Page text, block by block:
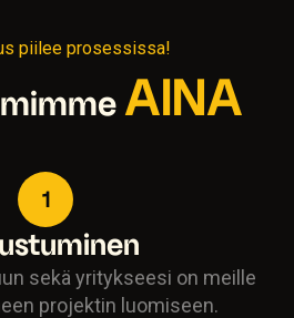
piilee prosessissa!
AINA
1
sekä yritykseesi on meille
projektin luomiseen.